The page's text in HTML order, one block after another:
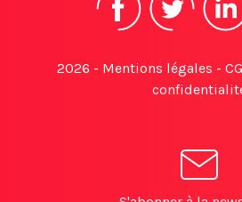
2026 - Mentions légales -